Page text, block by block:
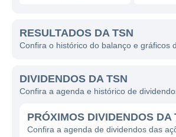
RESULTADOS DA TSN
Confira o histórico do balanço e gráficos
DIVIDENDOS DA TSN
Confira a agenda e histórico de
PRÓXIMOS DIVIDENDOS DA
Confira a agenda de dividendos das